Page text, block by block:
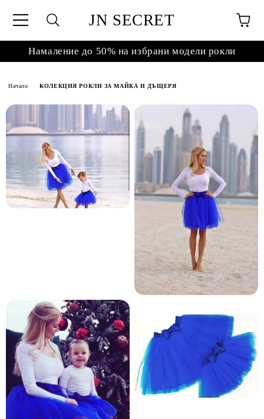
JN SECRET
и по лични мерки
Намаление до 50% на избрани модели рокли
Начало КОЛЕКЦИЯ РОКЛИ ЗА МАЙКА И ДЪЩЕРЯ